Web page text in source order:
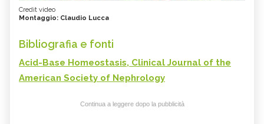
Credit video
Montaggio: Claudio Lucca
Bibliografia e fonti
Acid-Base Homeostasis, Clinical Journal of the
American Society of Nephrology
Continua a leggere dopo la pubblicità